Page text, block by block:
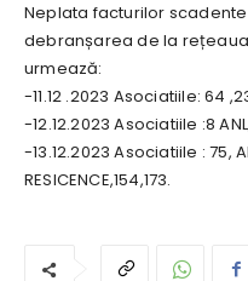
Neplata facturilor
debranșarea de la
urmează:
-11.12 .2023 Asociatiile: 64
-12.12.2023 Asociatiile :8
-13.12.2023 Asociatiile : 75,
RESICENCE,154,173.